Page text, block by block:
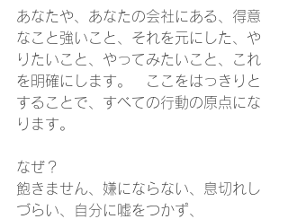
あなたや、あなたの会社にある、得意
なこと強いこと、それを元にした、や
りたいこと、やってみたいこと、これ
を明確にします。　ここをはっきりと
することで、すべての行動の原点にな
ります。
なぜ？
飽きません、嫌にならない、息切れし
づらい、自分に嘘をつかず、